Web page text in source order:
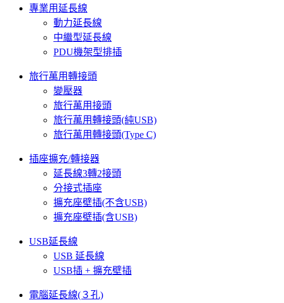
專業用延長線
動力延長線
中繼型延長線
PDU機架型排插
旅行萬用轉接頭
變壓器
旅行萬用接頭
旅行萬用轉接頭(純USB)
旅行萬用轉接頭(Type C)
插座擴充/轉接器
延長線3轉2接頭
分接式插座
擴充座壁插(不含USB)
擴充座壁插(含USB)
USB延長線
USB 延長線
USB插 + 擴充壁插
電腦延長線(３孔)